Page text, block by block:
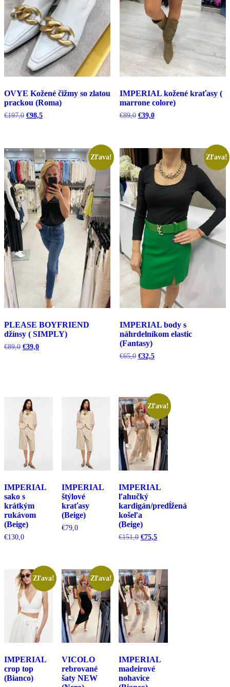
OVYE Kožené čižmy so zlatou
prackou (Roma)
€197,0 Pôvodná
€98,5Aktuálna
IMPERIAL kožené kraťasy (
marrone colore)
€89,0 Pôvodná
€39,0Aktuálna
Zľava!
PLEASE BOYFRIEND
džínsy ( SIMPLY)
€89,0 Pôvodná
€39,0Aktuálna
Zľava!
IMPERIAL body s
náhrdelníkom elastic
(Fantasy)
€65,0 Pôvodná
€32,5Aktuálna
IMPERIAL
sako s
krátkým
rukávom
(Beige)
€130,0
IMPERIAL
štýlové
kraťasy
(Beige)
€79,0
Zľava!
IMPERIAL
ľahučký
kardigán/predĺžená
košeľa
(Beige)
€151,0 Pôvodná
€75,5Aktuálna
Zľava!
IMPERIAL
crop top
(Bianco)
Zľava!
VICOLO
rebrované
šaty NEW
IMPERIAL
madeirové
nohavice